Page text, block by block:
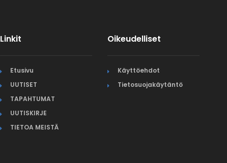
Linkit
Etusivu
UUTISET
TAPAHTUMAT
UUTISKIRJE
TIETOA MEISTÄ
Oikeudelliset
Käyttöehdot
Tietosuojakäytäntö